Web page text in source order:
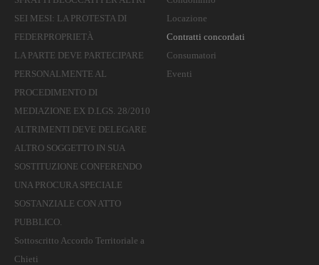
SEI MESI: LA PROTESTA DI
FEDERPROPRIETÀ
LA PARTE DEVE PARTECIPARE
PERSONALMENTE AL
PROCEDIMENTO DI
MEDIAZIONE EX D.LGS. 28/2010
ALTRIMENTI DEVE DELEGARE
ALTRO SOGGETTO IN SUA
SOSTITUZIONE CONFERENDO
UNA PROCURA SPECIALE
SOSTANZIALE CON ATTO
PUBBLICO.
Sottoscritto Accordo Territoriale a
Chieti
Locazione
Contratti concordati
Consumatori
Eventi